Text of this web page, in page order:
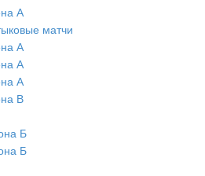
А
матчи
А
А
А
В
Б
Б